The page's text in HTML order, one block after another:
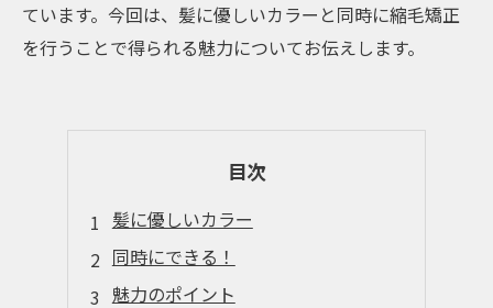
ています。今回は、髪に優しいカラーと同時に縮毛矯正
を行うことで得られる魅力についてお伝えします。
目次
髪に優しいカラー
同時にできる！
魅力のポイント